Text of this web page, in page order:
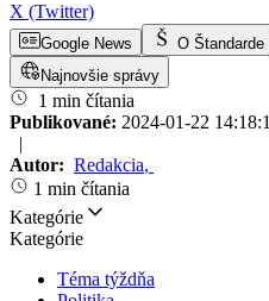
X (Twitter)
Google News O Štandarde
Najnovšie správy
1 min čítania
Publikované: 2024-01-22
|
Autor: Redakcia,
1 min čítania
Kategórie
Kategórie
Téma týždňa